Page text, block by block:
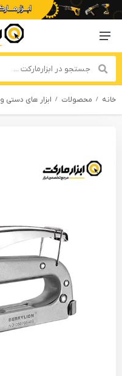
Navigation
خانه محصولات ابزار های دستی